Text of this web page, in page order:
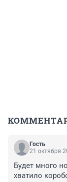
Гость
21 октября
Будет много
хватило